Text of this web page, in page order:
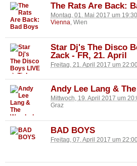
The Rats Are Back:
Montag, 01. Mai 2017 um 19:30
Vienna, Wien
Star Dj's The Disco
Zack - FR, 21. April
Freitag, 21. April 2017 um
Andy Lee Lang &
Mittwoch, 19. April 2017 um
Graz
BAD BOYS
Freitag, 07. April 2017 um